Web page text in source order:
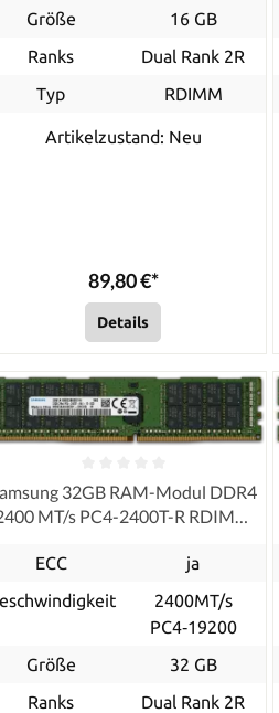
Größe
16 GB
Ranks
Dual Rank 2R
Typ
RDIMM
Artikelzustand: Neu
89,80 €*
Details
32GB RAM-Modul DDR4
MT/s PC4-2400T-R RDIMM
ECC
ja
2400MT/s
PC4‑19200
Größe
32 GB
Ranks
Dual Rank 2R